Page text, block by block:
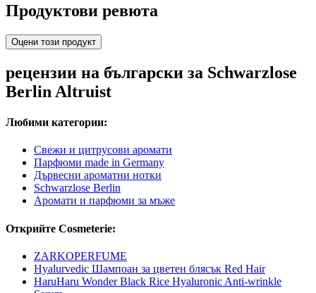
Продуктови ревюта
Оцени този продукт
рецензии на български за Schwarzlose
Berlin Altruist
Любими категории:
Свежи и цитрусови аромати
Парфюми made in Germany
Дървесни ароматни нотки
Schwarzlose Berlin
Аромати и парфюми за мъже
Открийте Cosmeterie:
ZARKOPERFUME
Hyalurvedic Шампоан за цветен блясък Red Hair
HaruHaru Wonder Black Rice Hyaluronic Anti-wrinkle